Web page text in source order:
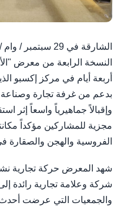
الشارقة في 29
أربعة أيام في مركز إكسبو
بدعم من غرفة تجارة وصناعة
وإقبالاً جماهيرياً واسعاً إثر
مجزية للمشاركين مؤكداً
الفروسية والهجن والصقارة
شركة وعلامة تجارية رائدة
والجمعيات التي عرضت